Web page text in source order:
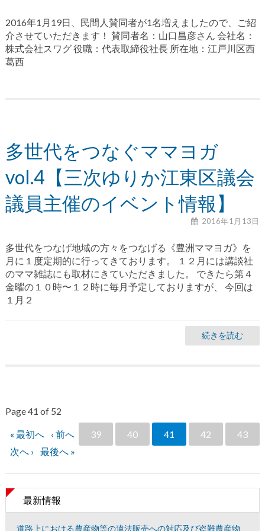
2016年1月19日、民間人賛同者が1名増えましたので、ご紹
介させていただきます！ 賛同者名：山口昌彦さん 会社名：
株式会社スワグ 役職：代表取締役社長 所在地：江戸川区西
葛西
多世代をつなぐママヨガ
vol.4【三次ゆりか江東区議会
議員主催のイベント情報】
2016年1月13日
多世代をつなげ地域の方々をつなげる《豊洲ママヨガ》を
月に１度定期的に行ってきております。 １２月には講談社
のママ雑誌にも取材にきていただきました。 できたら第４
金曜の１０時〜１２時に毎月予定しておりますが、 今回は
１月２
続きを読む
Page 41 of 52
« 最初へ ‹ 前へ 39 40 41 42
43
次へ ›
最後へ »
最新情報
道路上における農産物等の違法販売への対応及び盗難農産物